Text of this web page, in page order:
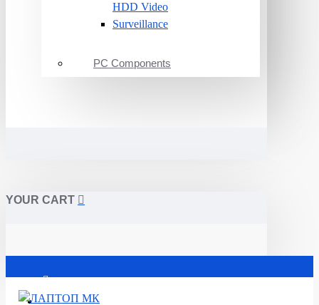
HDD Video
Surveillance
PC Components
YOUR CART
Почетна